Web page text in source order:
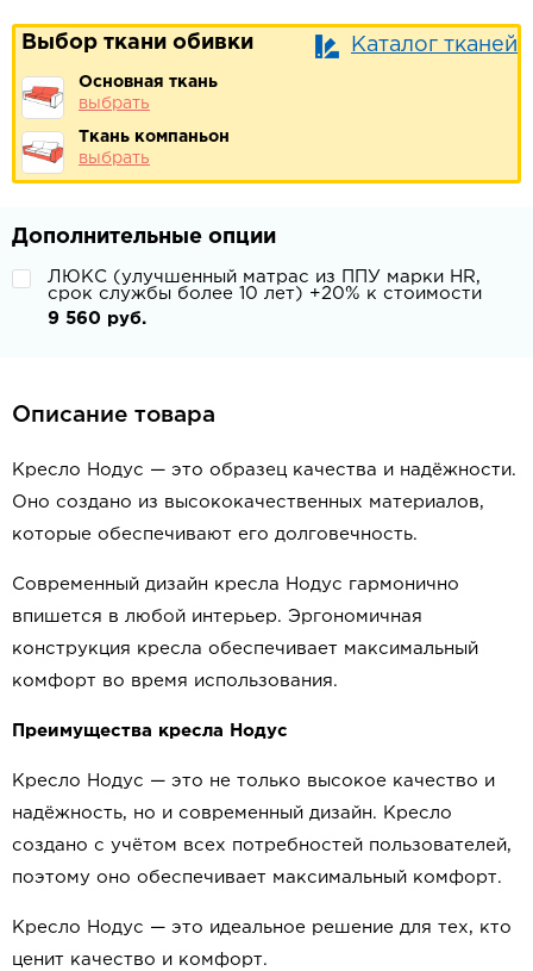
Выбор ткани обивки Каталог тканей
Основная ткань
выбрать
Ткань компаньон
выбрать
Дополнительные опции
ЛЮКС (улучшенный матрас из ППУ марки HR,
срок службы более 10 лет) +20% к стоимости
9 560 руб.
Описание товара
Кресло Нодус — это образец качества и надёжности.
Оно создано из высококачественных материалов,
которые обеспечивают его долговечность.
Современный дизайн кресла Нодус гармонично
впишется в любой интерьер. Эргономичная
конструкция кресла обеспечивает максимальный
комфорт во время использования.
Преимущества кресла Нодус
Кресло Нодус — это не только высокое качество и
надёжность, но и современный дизайн. Кресло
создано с учётом всех потребностей пользователей,
поэтому оно обеспечивает максимальный комфорт.
Кресло Нодус — это идеальное решение для тех, кто
ценит качество и комфорт.